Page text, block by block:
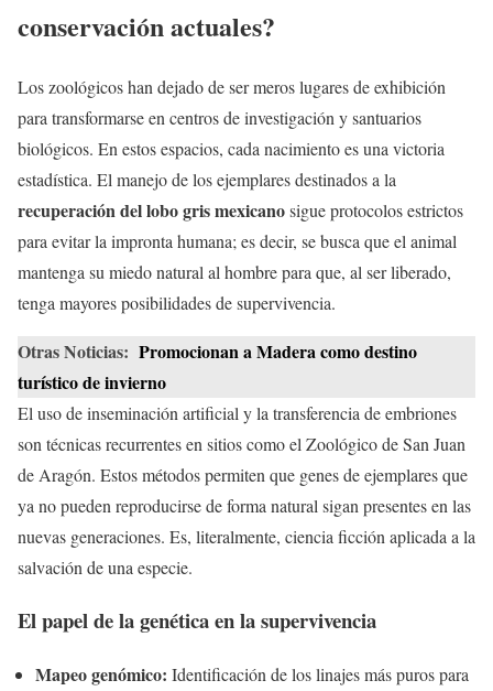
conservación actuales?
Los zoológicos han dejado de ser meros lugares de exhibición
para transformarse en centros de investigación y santuarios
biológicos. En estos espacios, cada nacimiento es una victoria
estadística. El manejo de los ejemplares destinados a la
recuperación del lobo gris mexicanosigue protocolos estrictos
para evitar la impronta humana; es decir, se busca que el animal
mantenga su miedo natural al hombre para que, al ser liberado,
tenga mayores posibilidades de supervivencia.
Otras Noticias: Promocionan a Madera como destino
turístico de invierno
El uso de inseminación artificial y la transferencia de embriones
son técnicas recurrentes en sitios como el Zoológico de San Juan
de Aragón. Estos métodos permiten que genes de ejemplares que
ya no pueden reproducirse de forma natural sigan presentes en las
nuevas generaciones. Es, literalmente, ciencia ficción aplicada a la
salvación de una especie.
El papel de la genética en la supervivencia
Mapeo genómico: Identificación de los linajes más puros para